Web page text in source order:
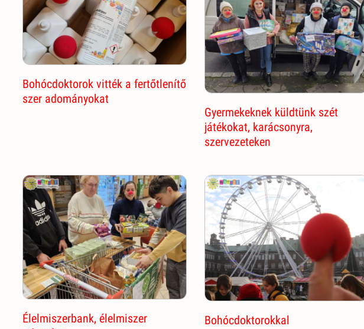
Bohócdoktorok vitték a fertőtlenítő
szer adományokat
Gyermekeknek küldtünk szét
játékokat, karácsonyra,
szervezeteken
Élelmiszerbank, élelmiszer
Bohócdoktorokkal